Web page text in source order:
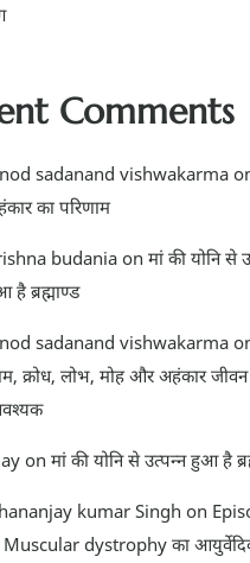
Comments
sadanand vishwakarma
का परिणाम
budaniaon मां की योनि से
है ब्रह्माण्ड
sadanand vishwakarma
क्रोध, लोभ, मोह और अहंकार
on मां की योनि से उत्पन्न हुआ है
kumar Singh on
Muscular dystrophy का